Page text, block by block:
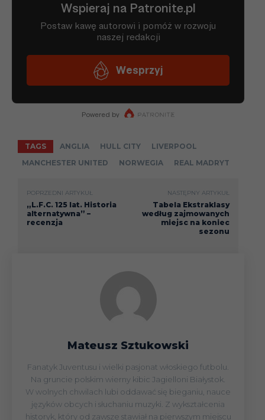
TAGS ANGLIA HULL CITY
LIVERPOOL
MANCHESTER UNITED
NORWEGIA REAL MADRYT
POPRZEDNI ARTYKUŁ
„L.F.C. 125 lat. Historia
alternatywna” –
recenzja
NASTĘPNY ARTYKUŁ
Tabela Ekstraklasy
według zajmowanych
miejsc na koniec
sezonu
Mateusz Sztukowski
Fanatyk Juventusu i wielki pasjonat włoskiego futbolu.
Na gruncie polskim wierny kibic Jagielloni Białystok.
W wolnych chwilach lubi oddawać się bieganiu, nauce
języków obcych i słuchaniu muzyki. Z wykształcenia
historyk, który od zawsze stawiał na pierwszym miejscu